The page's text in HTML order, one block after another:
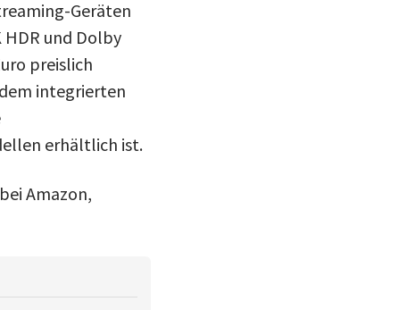
Geräten
HDR und Dolby
preislich
integrierten
erhältlich ist.
Amazon,